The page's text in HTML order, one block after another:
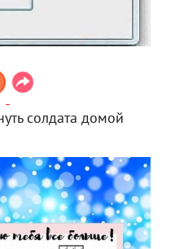
солдата домой